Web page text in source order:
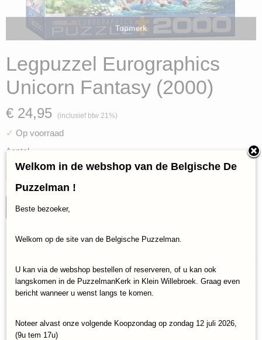
Topmerk
Legpuzzel Eurographics
Unicorn Fantasy (2000)
€ 24,95 (inclusief btw 21%)
✓ Op voorraad
Aantal
IN WINKELWAGEN
Specificaties
Productcode
Eurographics-6220-5551
EAN code
Reacties
Welkom in de webshop van de Belgische De
Puzzelman !
Beste bezoeker,
Welkom op de site van de Belgische Puzzelman.
U kan via de webshop bestellen of reserveren, of u kan ook
langskomen in de PuzzelmanKerk in Klein Willebroek. Graag even
bericht wanneer u wenst langs te komen.
Noteer alvast onze volgende Koopzondag op zondag 12 juli 2026,
(9u tem 17u)